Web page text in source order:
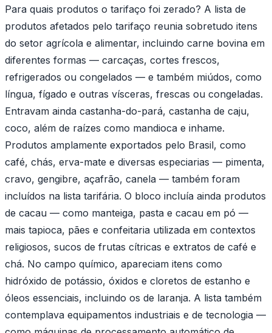
Para quais produtos o tarifaço foi zerado? A lista de
produtos afetados pelo tarifaço reunia sobretudo itens
do setor agrícola e alimentar, incluindo carne bovina em
diferentes formas — carcaças, cortes frescos,
refrigerados ou congelados — e também miúdos, como
língua, fígado e outras vísceras, frescas ou congeladas.
Entravam ainda castanha-do-pará, castanha de caju,
coco, além de raízes como mandioca e inhame.
Produtos amplamente exportados pelo Brasil, como
café, chás, erva-mate e diversas especiarias — pimenta,
cravo, gengibre, açafrão, canela — também foram
incluídos na lista tarifária. O bloco incluía ainda produtos
de cacau — como manteiga, pasta e cacau em pó —
mais tapioca, pães e confeitaria utilizada em contextos
religiosos, sucos de frutas cítricas e extratos de café e
chá. No campo químico, apareciam itens como
hidróxido de potássio, óxidos e cloretos de estanho e
óleos essenciais, incluindo os de laranja. A lista também
contemplava equipamentos industriais e de tecnologia —